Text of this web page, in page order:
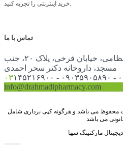
تماس با ما
شاهین شهر، انتهای خیایان نظامی، خیابان فرخی، پلاک ۲۰، جنب
مسجد، داروخانه دکتر سحر احمدی
۰۳۰۹۰۳۵۹۰۵۸۹۰ - ۰۹۱۳۲۰۵۶۲۲۳
info@drahmadipharmacy.com
محفوظ می باشد و هرگونه کپی برداری شامل
دیجیتال مارکتینگ سها